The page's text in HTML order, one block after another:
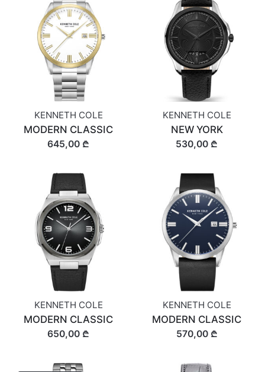
KENNETH COLE
MODERN CLASSIC
645,00 ₾
KENNETH COLE
NEW YORK
530,00 ₾
KENNETH COLE
MODERN CLASSIC
650,00 ₾
KENNETH COLE
MODERN CLASSIC
570,00 ₾